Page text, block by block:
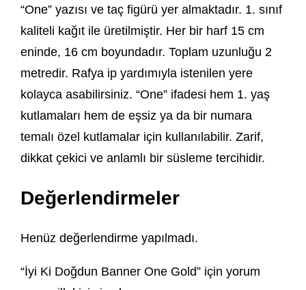
“One” yazısı ve taç figürü yer almaktadır. 1. sınıf
kaliteli kağıt ile üretilmiştir. Her bir harf 15 cm
eninde, 16 cm boyundadır. Toplam uzunluğu 2
metredir. Rafya ip yardımıyla istenilen yere
kolayca asabilirsiniz. “One” ifadesi hem 1. yaş
kutlamaları hem de eşsiz ya da bir numara
temalı özel kutlamalar için kullanılabilir. Zarif,
dikkat çekici ve anlamlı bir süsleme tercihidir.
Değerlendirmeler
Henüz değerlendirme yapılmadı.
“İyi Ki Doğdun Banner One Gold” için yorum